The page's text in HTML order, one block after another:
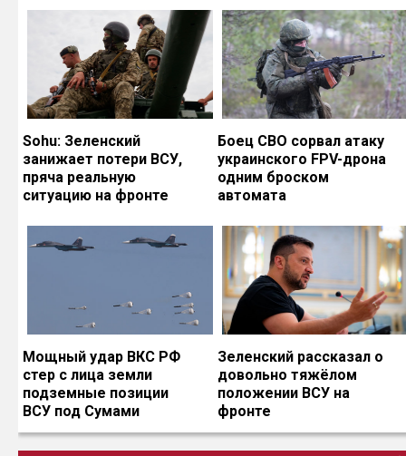
Sohu: Зеленский
занижает потери ВСУ,
пряча реальную
ситуацию на фронте
Боец СВО сорвал атаку
украинского FPV-дрона
одним броском
автомата
Мощный удар ВКС РФ
стер с лица земли
подземные позиции
ВСУ под Сумами
Зеленский рассказал о
довольно тяжёлом
положении ВСУ на
фронте